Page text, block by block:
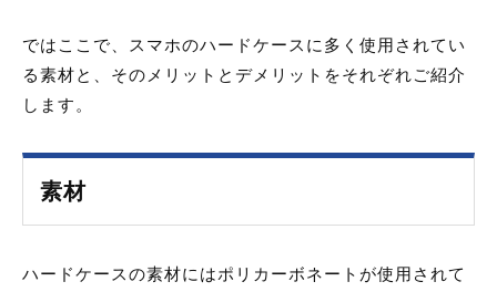
ではここで、スマホのハードケースに多く使用されてい
る素材と、そのメリットとデメリットをそれぞれご紹介
します。
素材
ハードケースの素材にはポリカーボネートが使用されて